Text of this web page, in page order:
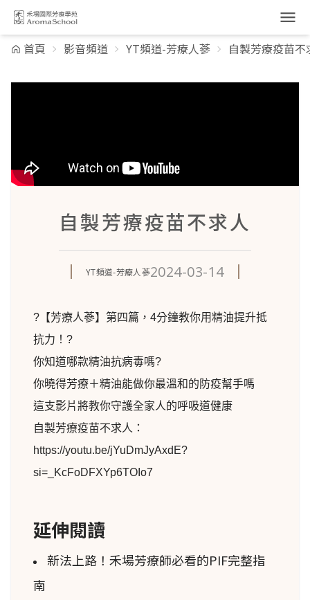
跳到主要內容
首頁 影音頻道 YT頻道-芳療人蔘 自製芳療疫苗不
自製芳療疫苗不求人
YT頻道-芳療人蔘2024-03-14
?【芳療人蔘】第四篇，4分鐘教你用精油提升抵
抗力！?
你知道哪款精油抗病毒嗎?
你曉得芳療＋精油能做你最溫和的防疫幫手嗎
這支影片將教你守護全家人的呼吸道健康
自製芳療疫苗不求人 ：
https://youtu.be/jYuDmJyAxdE?
si=_KcFoDFXYp6TOIo7
延伸閱讀
新法上路！禾場芳療師必看的PIF完整指
南